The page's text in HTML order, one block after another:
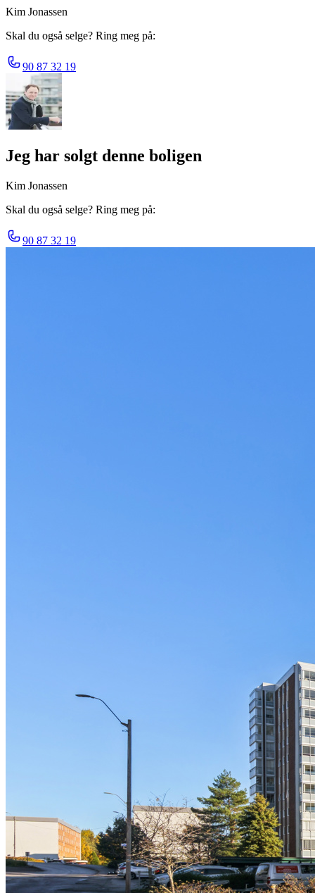
Kim Jonassen
Skal du også selge? Ring meg på:
90 87 32 19
Jeg har solgt denne boligen
Kim Jonassen
Skal du også selge? Ring meg på:
90 87 32 19